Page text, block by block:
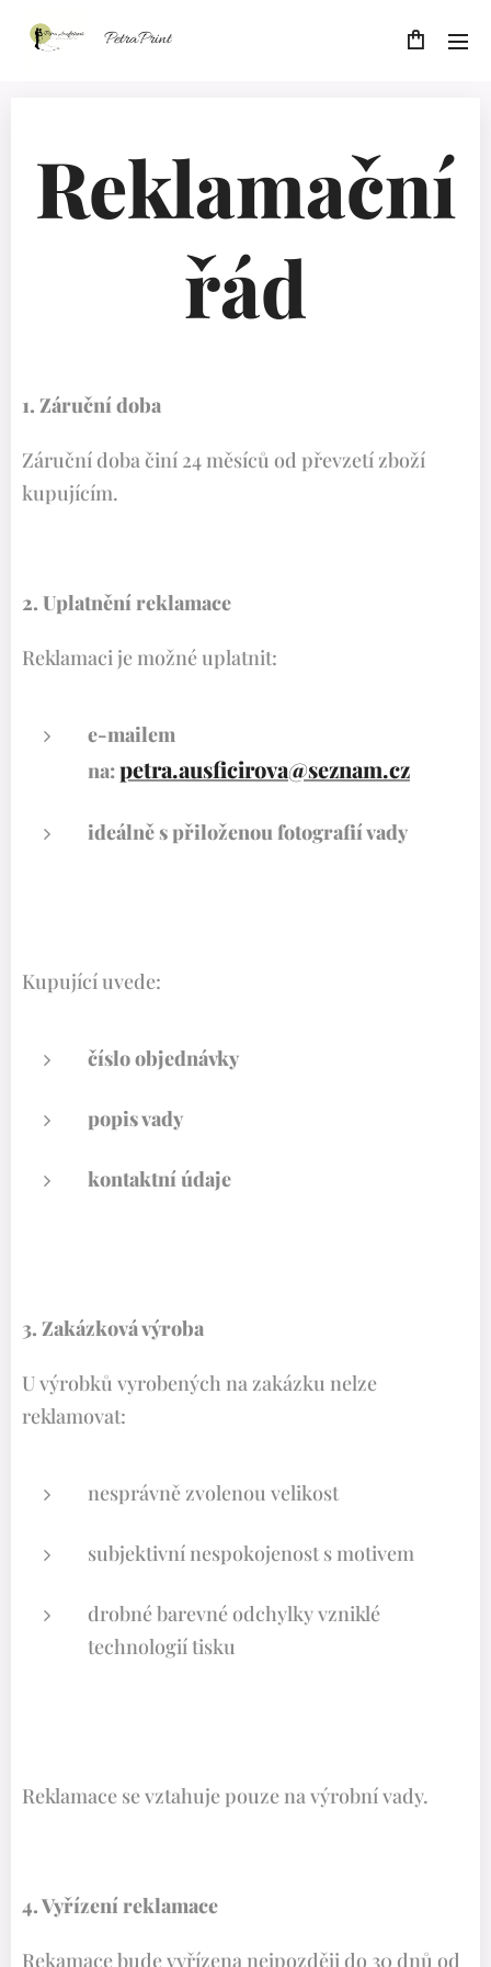
PetraPrint
Reklamační
řád
1. Záruční doba
Záruční doba činí 24 měsíců od převzetí zboží
kupujícím.
2. Uplatnění reklamace
Reklamaci je možné uplatnit:
e-mailem
na:petra.ausficirova@seznam.cz
ideálně s přiloženou fotografií vady
Kupující uvede:
číslo objednávky
popis vady
kontaktní údaje
3. Zakázková výroba
U výrobků vyrobených na zakázku nelze
reklamovat:
nesprávně zvolenou velikost
subjektivní nespokojenost s motivem
drobné barevné odchylky vzniklé
technologií tisku
Reklamace se vztahuje pouze na výrobní vady.
4. Vyřízení reklamace
Rekamace bude vyřízena nejpozději do 30 dnů od